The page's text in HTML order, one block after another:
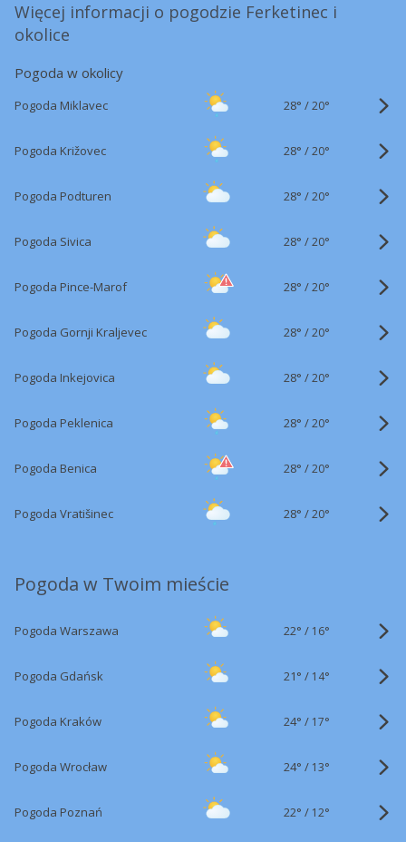
Więcej informacji o pogodzie Ferketinec i
okolice
Pogoda w okolicy
Pogoda Miklavec 28° /20°
Pogoda Križovec 28° /20°
Pogoda Podturen 28° /20°
Pogoda Sivica 28° /20°
Pogoda Pince-Marof 28° /20°
Pogoda Gornji Kraljevec 28° /20°
Pogoda Inkejovica 28° /20°
Pogoda Peklenica 28° /20°
Pogoda Benica 28° /20°
Pogoda Vratišinec 28° /20°
Pogoda w Twoim mieście
Pogoda Warszawa 22° / 16°
Pogoda Gdańsk 21° / 14°
Pogoda Kraków 24° / 17°
Pogoda Wrocław 24° / 13°
Pogoda Poznań 22° / 12°